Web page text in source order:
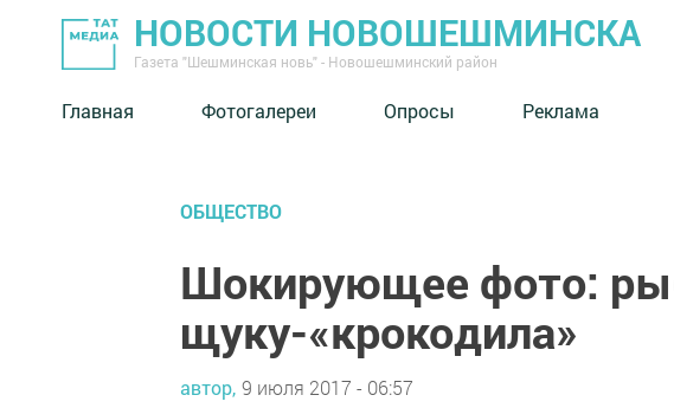
НОВОСТИ НОВОШЕШМИНСКА
Газета "Шешминская новь" - Новошешминский район
Главная Фотогалереи Опросы Реклама
ОБЩЕСТВО
Шокирующее фото:
щуку-«крокодила»
автор, 9 июля 2017 - 06:57